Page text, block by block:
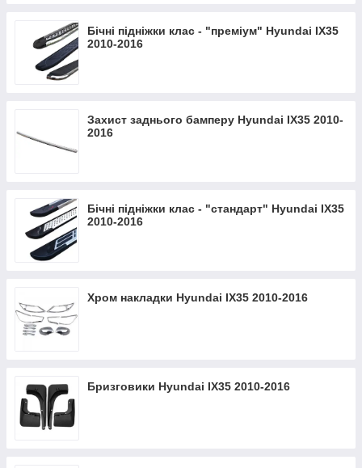
Бічні підніжки клас - "преміум" Hyundai IX35
2010-2016
Захист заднього бамперу Hyundai IX35 2010-
2016
Бічні підніжки клас - "стандарт" Hyundai IX35
2010-2016
Хром накладки Hyundai IX35 2010-2016
Бризговики Hyundai IX35 2010-2016